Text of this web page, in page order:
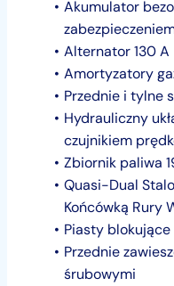
Akumulator
Alternator 130 A
Amortyzatory
Przednie i tylne
Hydrauliczny
czujnikiem
Zbiornik paliwa
Quasi-Dual
Końcówką Rury
Piasty blokujące
Przednie
śrubowymi